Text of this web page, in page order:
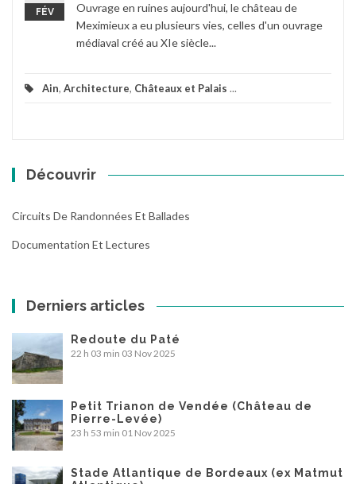
FÉV
Ouvrage en ruines aujourd'hui, le château de
Meximieux a eu plusieurs vies, celles d'un ouvrage
médiaval créé au XIe siècle...
Ain, Architecture, Châteaux et Palais ...
Découvrir
Circuits De Randonnées Et Ballades
Documentation Et Lectures
Derniers articles
Redoute du Paté
22 h 03 min 03 Nov 2025
Petit Trianon de Vendée (Château de
Pierre-Levée)
23 h 53 min 01 Nov 2025
Stade Atlantique de Bordeaux (ex Matmut